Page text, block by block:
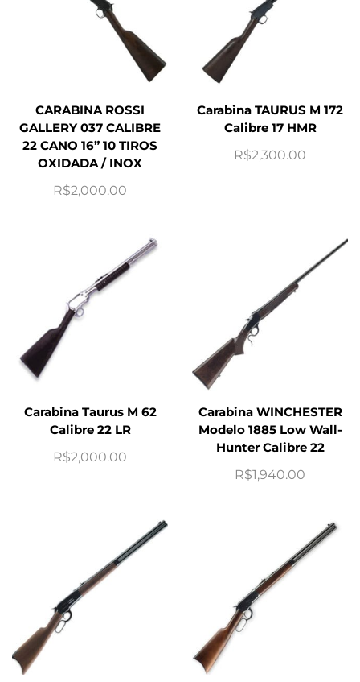
CARABINA ROSSI
GALLERY 037 CALIBRE
22 CANO 16” 10 TIROS
OXIDADA / INOX
R$2,000.00
Carabina TAURUS M 172
Calibre 17 HMR
R$2,300.00
Carabina Taurus M 62
Calibre 22 LR
R$2,000.00
Carabina WINCHESTER
Modelo 1885 Low Wall-
Hunter Calibre 22
R$1,940.00